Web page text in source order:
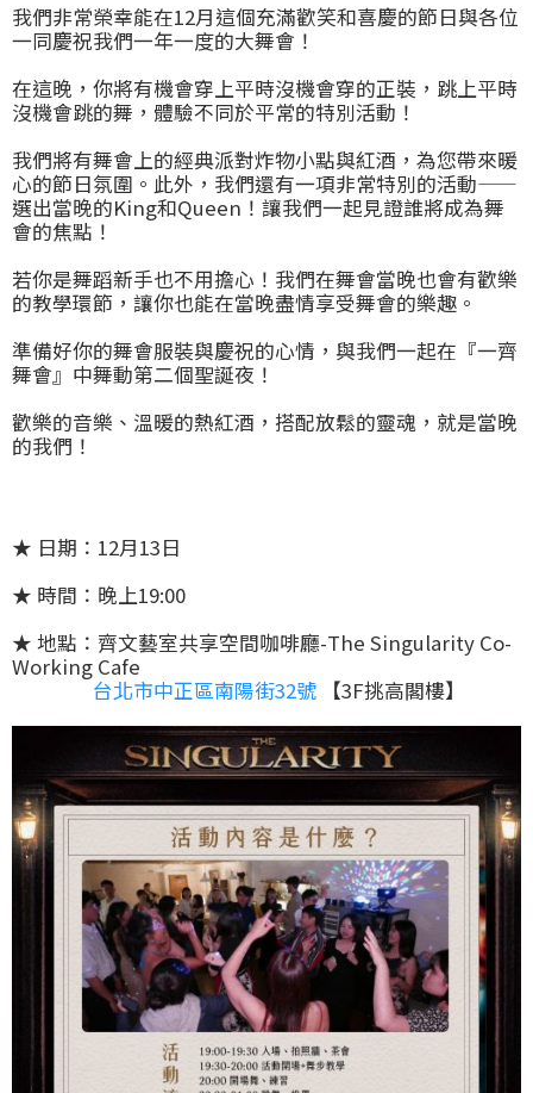
我們非常榮幸能在12月這個充滿歡笑和喜慶的節日與各位
一同慶祝我們一年一度的大舞會！
在這晚，你將有機會穿上平時沒機會穿的正裝，跳上平時
沒機會跳的舞，體驗不同於平常的特別活動！
我們將有舞會上的經典派對炸物小點與紅酒，為您帶來暖
心的節日氛圍。此外，我們還有一項非常特別的活動——
選出當晚的King和Queen！讓我們一起見證誰將成為舞
會的焦點！
若你是舞蹈新手也不用擔心！我們在舞會當晚也會有歡樂
的教學環節，讓你也能在當晚盡情享受舞會的樂趣。
準備好你的舞會服裝與慶祝的心情，與我們一起在『一齊
舞會』中舞動第二個聖誕夜！
歡樂的音樂、溫暖的熱紅酒，搭配放鬆的靈魂，就是當晚
的我們！
★ 日期： 12月13日
★ 時間： 晚上19:00
★ 地點： 齊文藝室共享空間咖啡廳-The Singularity Co-
Working Cafe
台北市中正區南陽街32號 【3F挑高閣樓】